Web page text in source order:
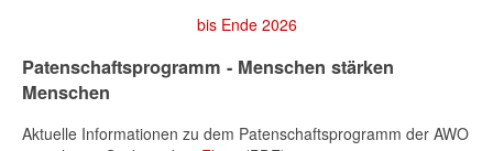
bis Ende 2026
Patenschaftsprogramm - Menschen stärken
Menschen
Aktuelle Informationen zu dem Patenschaftsprogramm der AWO